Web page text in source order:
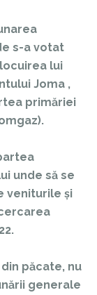
s-a votat
lui
Joma ,
primăriei
unde să se
veniturile și
păcate, nu
generale